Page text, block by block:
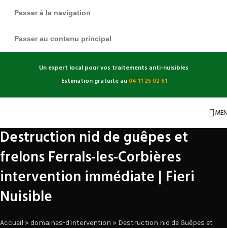
Passer à la navigation
Passer au contenu principal
Un expert local pour vos traitements anti-nuisibles
Estimation gratuite au 04 11 25 02 61
Destruction nid de guêpes et
frelons Ferrals-les-Corbières
intervention immédiate | Fieri
Nuisible
Accueil » domaines-d'intervention » Destruction nid de Guêpes et